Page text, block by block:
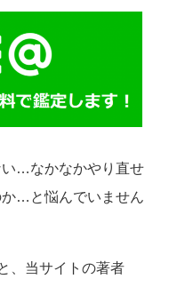
い…なかなかやり直せ
…と悩んでいません
、当サイトの著者